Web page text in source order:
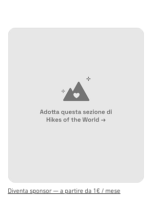
Diventa sponsor — a partire da 1€ / mese